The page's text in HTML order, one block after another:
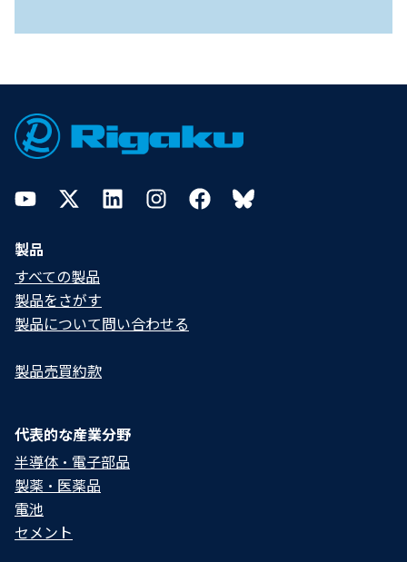
Footer
YouTubeTwitterLinkedInInstagramFacebookBluesky
製品
すべての製品
製品をさがす
製品について問い合わせる​
製品売買約款
代表的な産業分野
半導体・電子部品
製薬・医薬品
電池
セメント